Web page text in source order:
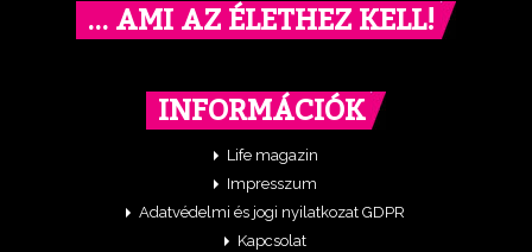
… AMI AZ ÉLETHEZ KELL!
INFORMÁCIÓK
Life magazin
Impresszum
Adatvédelmi és jogi nyilatkozat GDPR
Kapcsolat